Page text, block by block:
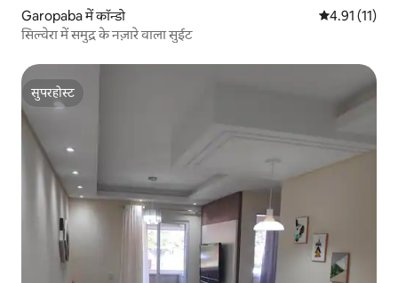
Garopaba में कॉन्डो औसत रेटिंग 5 में
4.91 (11)
सिल्वेरा में समुद्र के नज़ारे वाला सुईट
सुपरहोस्ट
सुपरहोस्ट